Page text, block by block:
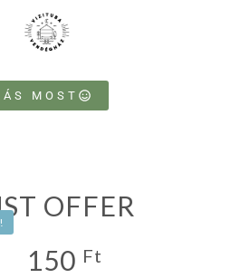
MOST
OFFER
150 Ft